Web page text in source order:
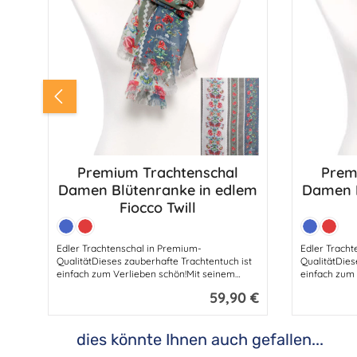
Produkt Anzahl: Gib den
Premium Trachtenschal
Damen Blütenranke in edlem
Fiocco Twill
Farbe:
BlauRot
Edler Trachtenschal in Premium-
QualitätDieses zauberhafte Trachtentuch ist
einfach zum Verlieben schön!Mit seinem
feminine Begleiter für ein edles Trachten-
dieser hochwertige Schal verleiht jedem Look
Regulärer Preis:
59,90 €
Damen
Farbe:
BlauRot
Edler
einfach zum
feminine
dieser
Produktgalerie überspringen
dies könnte Ihnen auch gefallen...